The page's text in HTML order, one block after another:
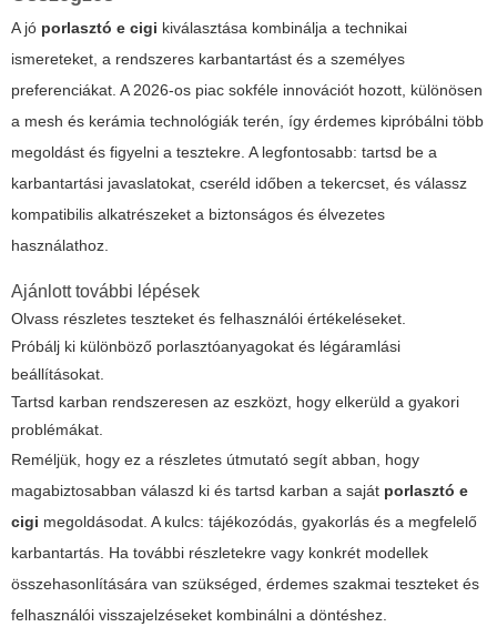
A jó porlasztó e cigi kiválasztása kombinálja a technikai
ismereteket, a rendszeres karbantartást és a személyes
preferenciákat. A 2026-os piac sokféle innovációt hozott, különösen
a mesh és kerámia technológiák terén, így érdemes kipróbálni több
megoldást és figyelni a tesztekre. A legfontosabb: tartsd be a
karbantartási javaslatokat, cseréld időben a tekercset, és válassz
kompatibilis alkatrészeket a biztonságos és élvezetes
használathoz.
Ajánlott további lépések
Olvass részletes teszteket és felhasználói értékeléseket.
Próbálj ki különböző porlasztóanyagokat és légáramlási
beállításokat.
Tartsd karban rendszeresen az eszközt, hogy elkerüld a gyakori
problémákat.
Reméljük, hogy ez a részletes útmutató segít abban, hogy
magabiztosabban válaszd ki és tartsd karban a saját porlasztó e
cigi megoldásodat. A kulcs: tájékozódás, gyakorlás és a megfelelő
karbantartás. Ha további részletekre vagy konkrét modellek
összehasonlítására van szükséged, érdemes szakmai teszteket és
felhasználói visszajelzéseket kombinálni a döntéshez.